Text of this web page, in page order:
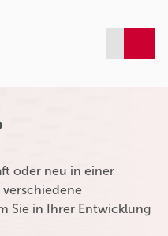
oder neu in einer
Sie in Ihrer Entwicklung